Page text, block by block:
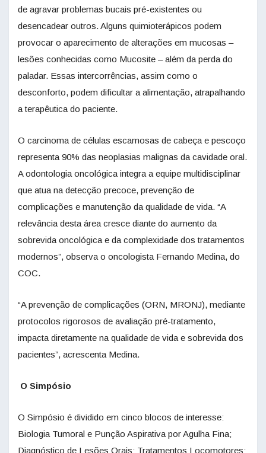
de agravar problemas bucais pré-existentes ou
desencadear outros. Alguns quimioterápicos podem
provocar o aparecimento de alterações em mucosas –
lesões conhecidas como Mucosite – além da perda do
paladar. Essas intercorrências, assim como o
desconforto, podem dificultar a alimentação, atrapalhando
a terapêutica do paciente.
O carcinoma de células escamosas de cabeça e pescoço
representa 90% das neoplasias malignas da cavidade oral.
A odontologia oncológica integra a equipe multidisciplinar
que atua na detecção precoce, prevenção de
complicações e manutenção da qualidade de vida. “A
relevância desta área cresce diante do aumento da
sobrevida oncológica e da complexidade dos tratamentos
modernos”, observa o oncologista Fernando Medina, do
COC.
“A prevenção de complicações (ORN, MRONJ), mediante
protocolos rigorosos de avaliação pré-tratamento,
impacta diretamente na qualidade de vida e sobrevida dos
pacientes”, acrescenta Medina.
O Simpósio
O Simpósio é dividido em cinco blocos de interesse:
Biologia Tumoral e Punção Aspirativa por Agulha Fina;
Diagnóstico de Lesões Orais; Tratamentos Locomotores;